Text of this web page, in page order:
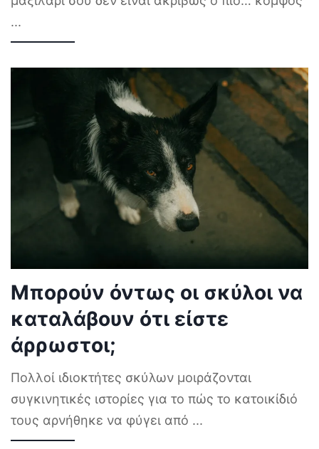
...
Μπορούν όντως οι σκύλοι να
καταλάβουν ότι είστε
άρρωστοι;
Πολλοί ιδιοκτήτες σκύλων μοιράζονται
συγκινητικές ιστορίες για το πώς το κατοικίδιό
τους αρνήθηκε να φύγει από ...